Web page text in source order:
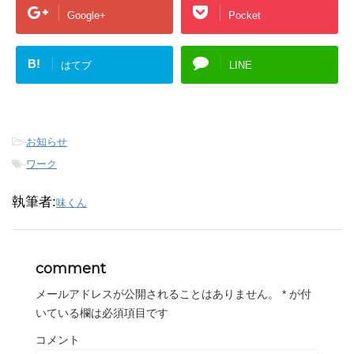
Google+ Pocket
B! はてブ LINE
-お知らせ
-ワーク
執筆者:味くん
comment
メールアドレスが公開されることはありません。 * が付
いている欄は必須項目です
コメント